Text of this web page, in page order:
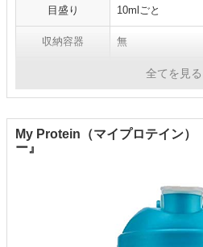
目盛り 10mlごと
収納容器 無
全てを見る
My Protein（マイプロテイン）
ー』